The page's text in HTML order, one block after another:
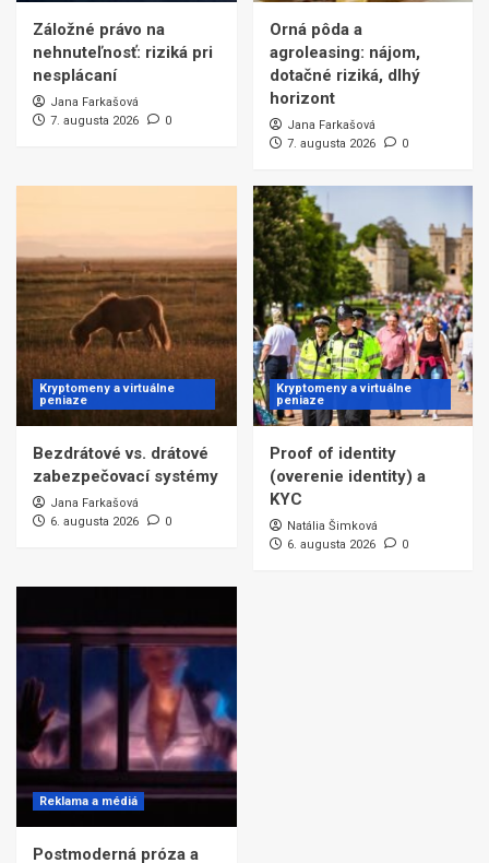
Záložné právo na
nehnuteľnosť: riziká pri
nesplácaní
Jana Farkašová
7. augusta 2026
0
Orná pôda a
agroleasing: nájom,
dotačné riziká, dlhý
horizont
Jana Farkašová
7. augusta 2026
0
Kryptomeny a virtuálne
peniaze
Bezdrátové vs. drátové
zabezpečovací systémy
Jana Farkašová
6. augusta 2026
0
Kryptomeny a virtuálne
peniaze
Proof of identity
(overenie identity) a
KYC
Natália Šimková
6. augusta 2026
0
Reklama a médiá
Postmoderná próza a